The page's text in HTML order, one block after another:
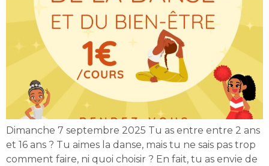
Dimanche 7 septembre 2025 Tu as entre entre 2 ans
et 16 ans ? Tu aimes la danse, mais tu ne sais pas trop
comment faire, ni quoi choisir ? En fait, tu as envie de